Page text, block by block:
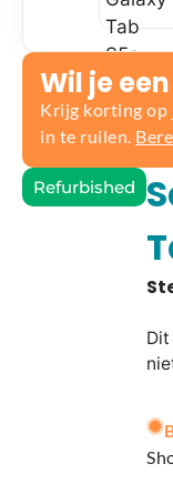
Wil je
Krijg korting op
in te ruilen.
Refurbished
A
t